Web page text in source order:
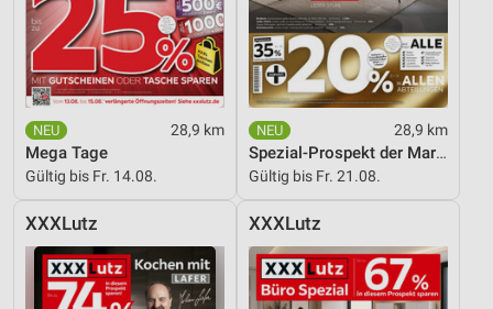
28,9 km
Mega Tage
Gültig bis Fr. 14.08.
28,9 km
Spezial-Prospekt der Marken
Gültig bis Fr. 21.08.
XXXLutz XXXLutz